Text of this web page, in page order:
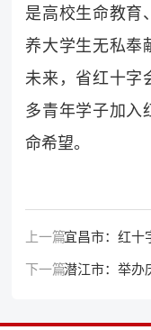
是高校生命教育
养大学生无私奉
未来，省红十字
多青年学子加入
命希望。
上一篇：宜昌市：红十
下一篇：潜江市：举办